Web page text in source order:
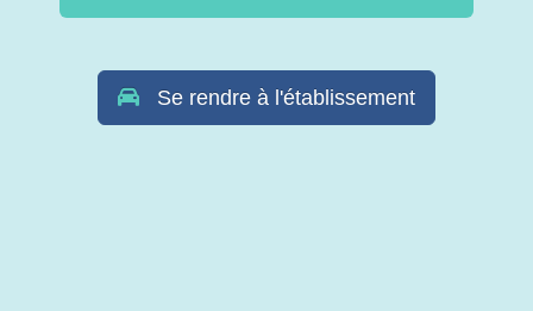
Se rendre à l'établissement